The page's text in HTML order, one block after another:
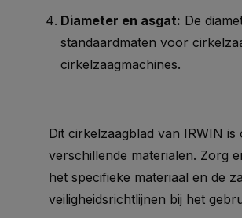
Diameter en asgat: De
standaardmaten voor
cirkelzaagmachines.
Dit cirkelzaagblad van IRWIN
verschillende materialen. Zorg
het specifieke materiaal en de
veiligheidsrichtlijnen bij het